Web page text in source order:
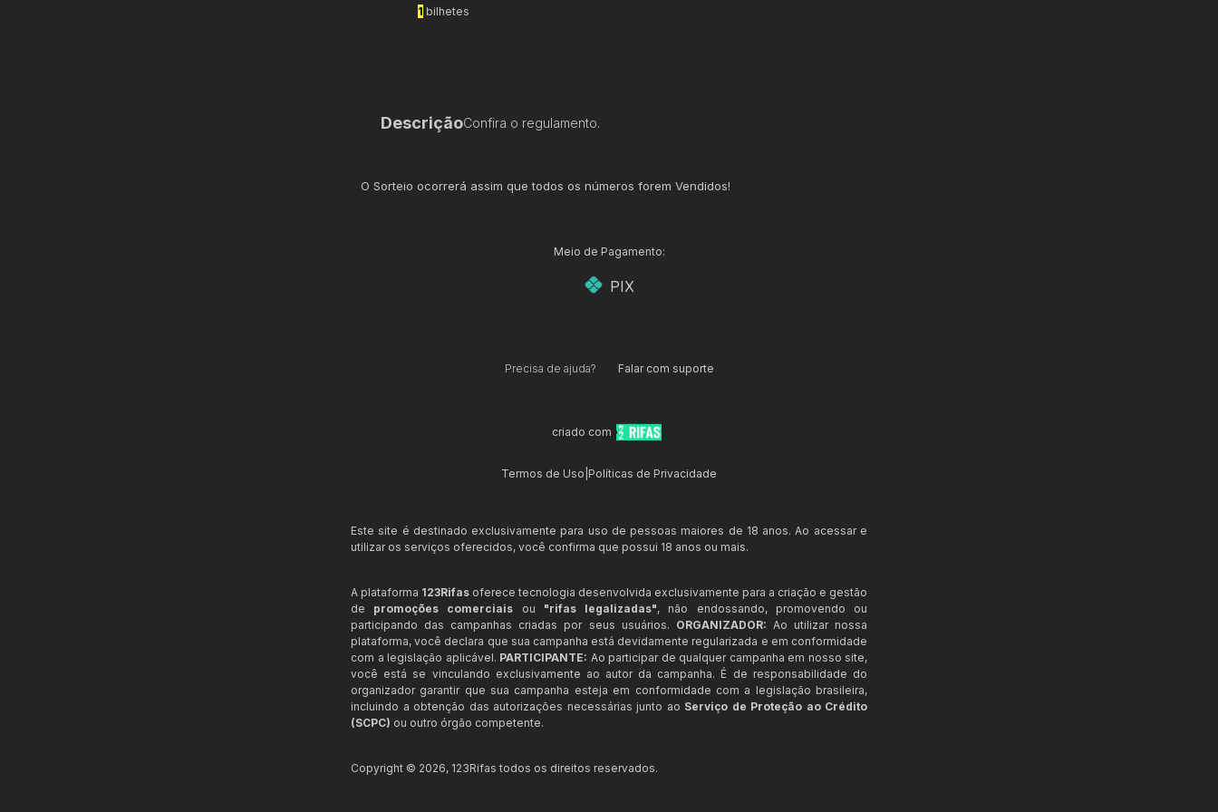
1 bilhetes
DescriçãoConfira o regulamento.
O Sorteio ocorrerá assim que todos os números forem Vendidos!
Meio de Pagamento:
PIX
Precisa de ajuda? Falar com suporte
criado com
Termos de Uso Políticas de Privacidade
Este site é destinado exclusivamente para uso de pessoas maiores de 18 anos. Ao acessar e
utilizar os serviços oferecidos, você confirma que possui 18 anos ou mais.
A plataforma 123Rifas oferece tecnologia desenvolvida exclusivamente para a criação e gestão
de promoções comerciais ou "rifas legalizadas", não endossando, promovendo ou
participando das campanhas criadas por seus usuários. ORGANIZADOR: Ao utilizar nossa
plataforma, você declara que sua campanha está devidamente regularizada e em conformidade
com a legislação aplicável. PARTICIPANTE: Ao participar de qualquer campanha em nosso site,
você está se vinculando exclusivamente ao autor da campanha. É de responsabilidade do
organizador garantir que sua campanha esteja em conformidade com a legislação brasileira,
incluindo a obtenção das autorizações necessárias junto ao Serviço de Proteção ao Crédito
(SCPC) ou outro órgão competente.
Copyright © 2026, 123Rifas todos os direitos reservados.